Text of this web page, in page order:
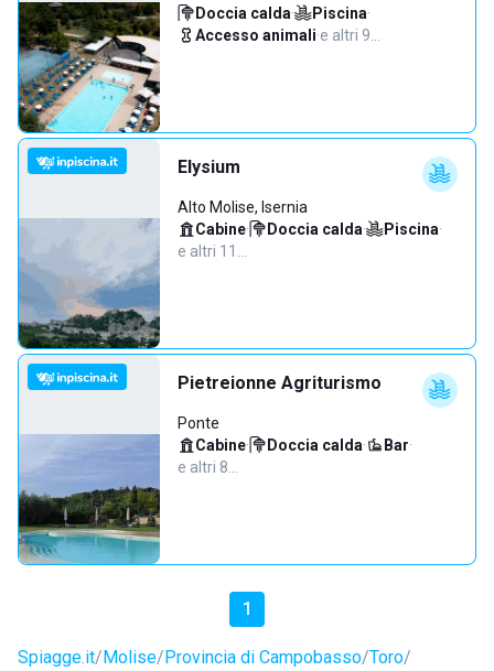
Doccia calda· Piscina·
Accesso animali·e altri 9…
Elysium
Alto Molise, Isernia
Cabine· Doccia calda· Piscina·
e altri 11…
Pietreionne Agriturismo
Ponte
Cabine· Doccia calda· Bar·
e altri 8…
1
Spiagge.it Molise Provincia di Campobasso Toro